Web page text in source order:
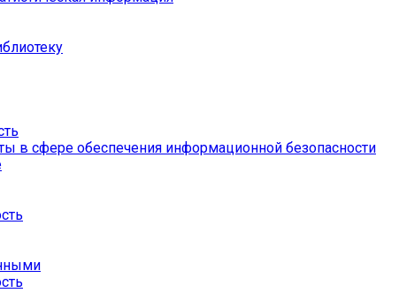
в сфере обеспечения информационной безопасности